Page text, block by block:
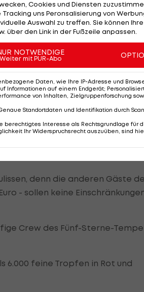
noch eineinhalb
Balotelli kein Problem
lacht der Politiker und freut sich
Mail“.
auf Autogramme oder einen
denn die anderen Gäste
- sollen keine
Crew des Fünf-Sterne-
6.000 feine Tropfen in Rot und
Cookies und Diensten
Tracking uns Peronsalisierung von
Auswahl zu treffen. Sie können
den Link in der Fußzeile anpassen.
NOTWENDIGE
Weiter mit PUR-Abo
Daten, wie Ihre IP-Adresse und
Informationen auf einem Endgerät;
von Inhalten, Zielgruppenforschung
Standortdaten und Identifikation durch
berechtigtes Interesse als Rechtsgrundlage für
Ihr Widerspruchsrecht auszuüben, sind